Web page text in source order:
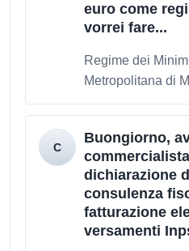
euro come
vorrei fare...
Regime dei
Metropolitana di
Buongiorno,
dichiarazione
consulenza
fatturazione
versamenti